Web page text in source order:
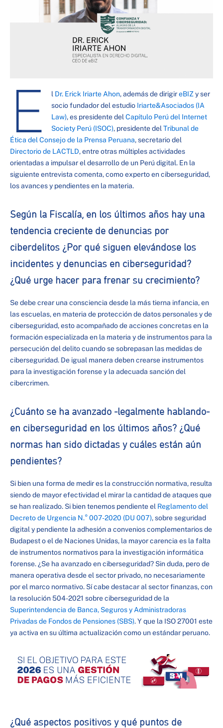
E l Dr. Erick Iriarte Ahon, además de dirigireBIZy ser
socio fundador del estudio Iriarte&Asociados (IA
Law), es presidente delCapítulo Perú del Internet
Society Perú (ISOC), presidente delTribunal de
Ética del Consejo de la Prensa Peruana, secretario del
Directorio de LACTLD, entre otras múltiples actividades
orientadas a impulsar el desarrollo de un Perú digital. En la
siguiente entrevista comenta, como experto en ciberseguridad,
los avances y pendientes en la materia.
Según la Fiscalía, en los últimos años hay una
tendencia creciente de denuncias por
ciberdelitos ¿Por qué siguen elevándose los
incidentes y denuncias en ciberseguridad?
¿Qué urge hacer para frenar su crecimiento?
Se debe crear una consciencia desde la más tierna infancia, en
las escuelas, en materia de protección de datos personales y de
ciberseguridad, esto acompañado de acciones concretas en la
formación especializada en la materia y de instrumentos para la
persecución del delito cuando se sobrepasan las medidas de
ciberseguridad. De igual manera deben crearse instrumentos
para la investigación forense y la adecuada sanción del
cibercrimen.
¿Cuánto se ha avanzado -legalmente hablando-
en ciberseguridad en los últimos años? ¿Qué
normas han sido dictadas y cuáles están aún
pendientes?
Si bien una forma de medir es la construcción normativa, resulta
siendo de mayor efectividad el mirar la cantidad de ataques que
se han realizado. Si bien tenemos pendiente el Reglamento del
Decreto de Urgencia N.° 007-2020 (DU 007), sobre seguridad
digital y pendiente la adhesión a convenios complementarios de
Budapest o el de Naciones Unidas, la mayor carencia es la falta
de instrumentos normativos para la investigación informática
forense. ¿Se ha avanzado en ciberseguridad? Sin duda, pero de
manera operativa desde el sector privado, no necesariamente
por el marco normativo. Sí cabe destacar al sector finanzas, con
la resolución 504-2021 sobre ciberseguridad de la
Superintendencia de Banca, Seguros y Administradoras
Privadas de Fondos de Pensiones (SBS). Y que la ISO 27001 este
ya activa en su última actualización como un estándar peruano.
¿Qué aspectos positivos y qué puntos de